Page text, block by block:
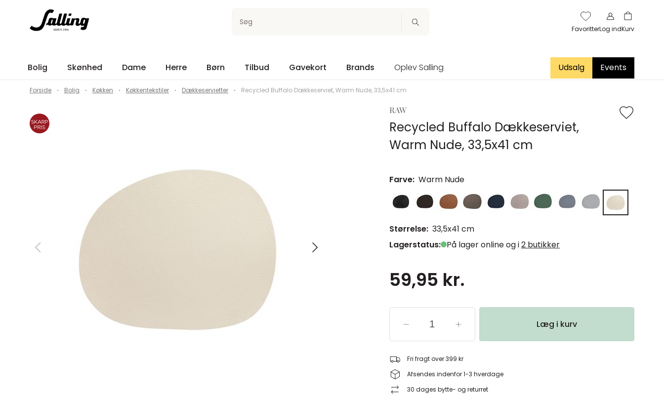
Søg
FavoritterLog indKurv
Bolig Skønhed Dame Herre Børn Tilbud Gavekort Brands Oplev Salling Udsalg Events
Forside Bolig Køkken Køkkentekstiler Dækkeservietter Recycled Buffalo Dækkeserviet, Warm Nude, 33,5x41 cm
RAW
Recycled Buffalo Dækkeserviet,
Warm Nude, 33,5x41 cm
Farve: Warm Nude
Størrelse: 33,5x41 cm
Lagerstatus: På lager online og i2 butikker
59,95 kr.
Læg i kurv
Fri fragt over 399 kr
Afsendes indenfor 1-3 hverdage
30 dages bytte- og returret